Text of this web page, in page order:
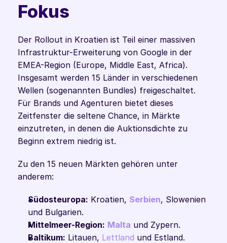
Fokus
Der Rollout in Kroatien ist Teil einer massiven
Infrastruktur-Erweiterung von Google in der
EMEA-Region (Europe, Middle East, Africa).
Insgesamt werden 15 Länder in verschiedenen
Wellen (sogenannten Bundles) freigeschaltet.
Für Brands und Agenturen bietet dieses
Zeitfenster die seltene Chance, in Märkte
einzutreten, in denen die Auktionsdichte zu
Beginn extrem niedrig ist.
Zu den 15 neuen Märkten gehören unter
anderem:
Südosteuropa: Kroatien, Serbien, Slowenien
und Bulgarien.
Mittelmeer-Region: Malta und Zypern.
Baltikum: Litauen, Lettland und Estland.